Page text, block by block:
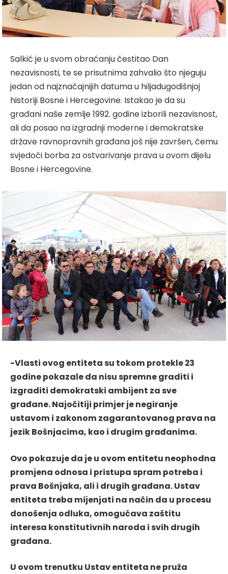
Salkić je u svom obraćanju čestitao Dan
nezavisnosti, te se prisutnima zahvalio što njeguju
jedan od najznačajnijih datuma u hiljadugodišnjoj
historiji Bosne i Hercegovine. Istakao je da su
građani naše zemlje 1992. godine izborili nezavisnost,
ali da posao na izgradnji moderne i demokratske
države ravnopravnih građana još nije završen, čemu
svjedoči borba za ostvarivanje prava u ovom dijelu
Bosne i Hercegovine.
-Vlasti ovog entiteta su tokom protekle 23
godine pokazale da nisu spremne graditi i
izgraditi demokratski ambijent za sve
građane. Najočitiji primjer je negiranje
ustavom i zakonom zagarantovanog prava na
jezik Bošnjacima, kao i drugim građanima.
Ovo pokazuje da je u ovom entitetu neophodna
promjena odnosa i pristupa spram potreba i
prava Bošnjaka, ali i drugih građana. Ustav
entiteta treba mijenjati na način da u procesu
donošenja odluka, omogućava zaštitu
interesa konstitutivnih naroda i svih drugih
građana.
U ovom trenutku Ustav entiteta ne pruža